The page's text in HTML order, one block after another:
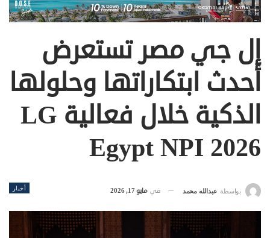
إل جي مصر تستعرض
أحدث ابتكاراتها وحلولها
الذكية خلال فعالية LG
Egypt NPI 2026
أخبار بواسطة عبدالله محمد في مايو 17, 2026